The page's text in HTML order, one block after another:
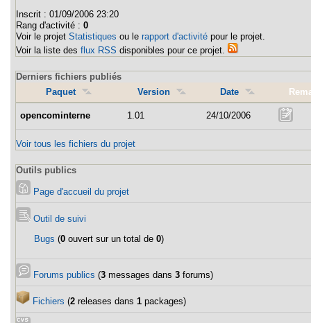
Inscrit : 01/09/2006 23:20
Rang d'activité : 0
Voir le projet Statistiques ou le rapport d'activitépour le projet.
Voir la liste des flux RSS disponibles pour ce projet.
Derniers fichiers publiés
Paquet
Version Date
opencominterne 1.01 24/10/2006
Voir tous les fichiers du projet
Outils publics
Page d'accueil du projet
Outil de suivi
Bugs (0ouvert sur un total de 0)
Forums publics (3messages dans 3forums)
Fichiers (2releases dans 1packages)